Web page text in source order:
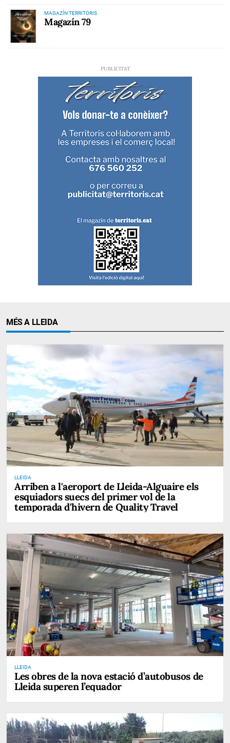
MAGAZÍN TERRITORIS
Magazín 79
MÉS A LLEIDA
LLEIDA
Arriben a l'aeroport de Lleida-Alguaire els
esquiadors suecs del primer vol de la
temporada d'hivern de Quality Travel
LLEIDA
Les obres de la nova estació d’autobusos de
Lleida superen l’equador